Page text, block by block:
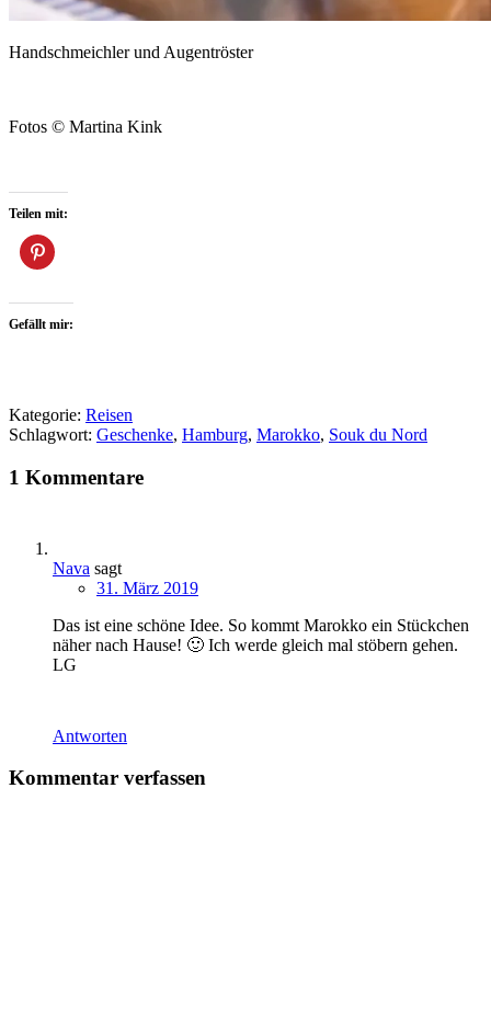
Handschmeichler und Augentröster
Fotos © Martina Kink
Teilen mit:
Gefällt mir:
Kategorie: Reisen
Schlagwort: Geschenke, Hamburg, Marokko, Souk du Nord
1 Kommentare
Nava sagt
31. März 2019
Das ist eine schöne Idee. So kommt Marokko ein Stückchen
näher nach Hause! 🙂 Ich werde gleich mal stöbern gehen.
LG
Antworten
Kommentar verfassen